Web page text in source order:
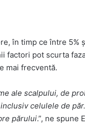
în timp ce între 5%
factori pot scurta
mai frecventă.
ale scalpului, de
celulele de
părului.”, ne spune